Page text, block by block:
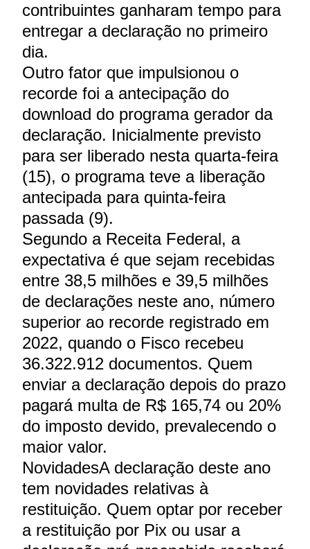
contribuintes ganharam tempo para
entregar a declaração no primeiro
dia.
Outro fator que impulsionou o
recorde foi a antecipação do
download do programa gerador da
declaração. Inicialmente previsto
para ser liberado nesta quarta-feira
(15), o programa teve a liberação
antecipada para quinta-feira
passada (9).
Segundo a Receita Federal, a
expectativa é que sejam recebidas
entre 38,5 milhões e 39,5 milhões
de declarações neste ano, número
superior ao recorde registrado em
2022, quando o Fisco recebeu
36.322.912 documentos. Quem
enviar a declaração depois do prazo
pagará multa de R$ 165,74 ou 20%
do imposto devido, prevalecendo o
maior valor.
NovidadesA declaração deste ano
tem novidades relativas à
restituição. Quem optar por receber
a restituição por Pix ou usar a